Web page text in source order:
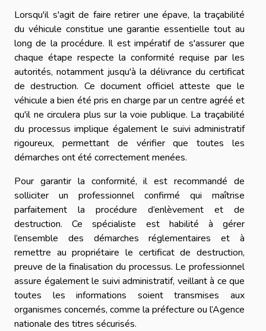
Lorsqu'il s'agit de faire retirer une épave, la traçabilité
du véhicule constitue une garantie essentielle tout au
long de la procédure. Il est impératif de s'assurer que
chaque étape respecte la conformité requise par les
autorités, notamment jusqu'à la délivrance du certificat
de destruction. Ce document officiel atteste que le
véhicule a bien été pris en charge par un centre agréé et
qu'il ne circulera plus sur la voie publique. La traçabilité
du processus implique également le suivi administratif
rigoureux, permettant de vérifier que toutes les
démarches ont été correctement menées.
Pour garantir la conformité, il est recommandé de
solliciter un professionnel confirmé qui maîtrise
parfaitement la procédure d’enlèvement et de
destruction. Ce spécialiste est habilité à gérer
l’ensemble des démarches réglementaires et à
remettre au propriétaire le certificat de destruction,
preuve de la finalisation du processus. Le professionnel
assure également le suivi administratif, veillant à ce que
toutes les informations soient transmises aux
organismes concernés, comme la préfecture ou l’Agence
nationale des titres sécurisés.